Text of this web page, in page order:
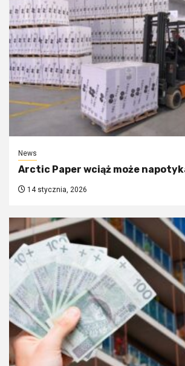
News
Arctic Paper wciąż może
14 stycznia, 2026